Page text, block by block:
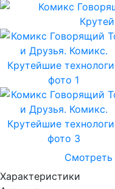
Смотреть
Характеристики